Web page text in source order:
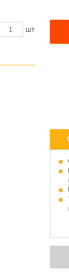
Все для
Все для
Тара
Основы
Травы
Глина
1
Украины
шт